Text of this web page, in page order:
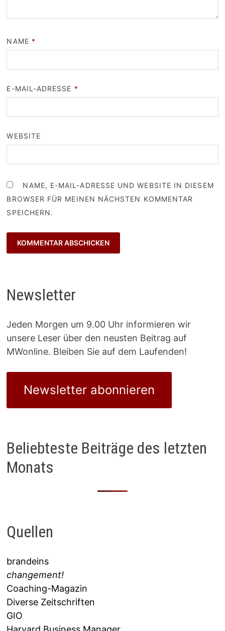
NAME *
E-MAIL-ADRESSE *
WEBSITE
NAME, E-MAIL-ADRESSE UND WEBSITE IN DIESEM
BROWSER FÜR MEINEN NÄCHSTEN KOMMENTAR
SPEICHERN.
Newsletter
Jeden Morgen um 9.00 Uhr informieren wir
unsere Leser über den neusten Beitrag auf
MWonline. Bleiben Sie auf dem Laufenden!
Newsletter abonnieren
Beliebteste Beiträge des letzten
Monats
Quellen
brandeins
changement!
Coaching-Magazin
Diverse Zeitschriften
GIO